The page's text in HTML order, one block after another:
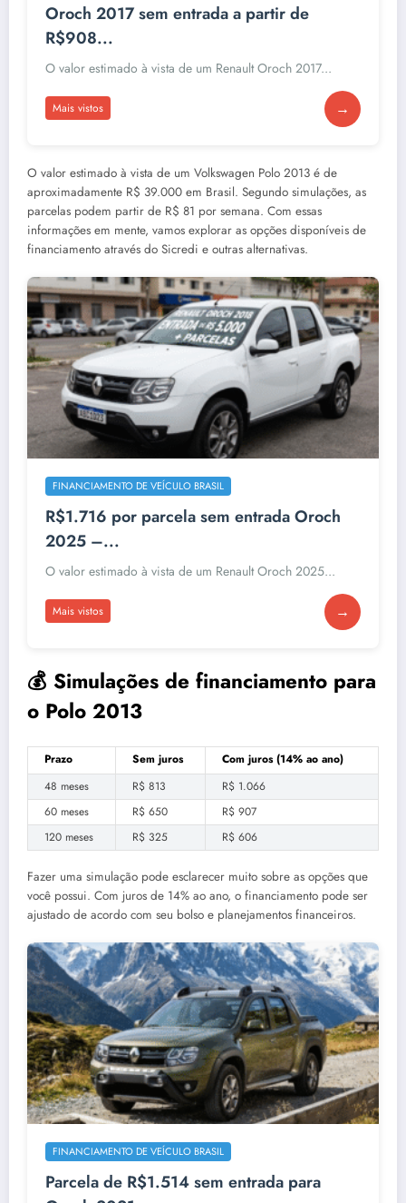
Oroch 2017 sem entrada a partir de
R$908...
O valor estimado à vista de um Renault Oroch 2017...
Mais vistos →
O valor estimado à vista de um Volkswagen Polo 2013 é de
aproximadamente R$ 39.000 em Brasil. Segundo simulações, as
parcelas podem partir de R$ 81 por semana. Com essas
informações em mente, vamos explorar as opções disponíveis de
financiamento através do Sicredi e outras alternativas.
FINANCIAMENTO DE VEÍCULO BRASIL
R$1.716 por parcela sem entrada Oroch
2025 –...
O valor estimado à vista de um Renault Oroch 2025...
Mais vistos →
💰 Simulações de financiamento para
o Polo 2013
Prazo Sem juros
Com juros (14% ao ano)
48 meses
R$ 813
R$ 1.066
60 meses
R$ 650
R$ 907
120 meses
R$ 325 R$ 606
Fazer uma simulação pode esclarecer muito sobre as opções que
você possui. Com juros de 14% ao ano, o financiamento pode ser
ajustado de acordo com seu bolso e planejamentos financeiros.
FINANCIAMENTO DE VEÍCULO BRASIL
Parcela de R$1.514 sem entrada para